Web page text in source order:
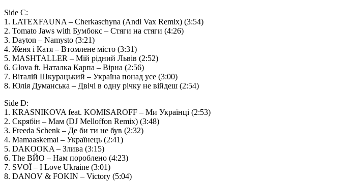
Side C:
1. LATEXFAUNA – Cherkaschyna (Andi Vax Remix) (3:54)
2. Tomato Jaws with Бумбокс – Стяги на стяги (4:26)
3. Dayton – Namysto (3:21)
4. Женя і Катя – Втомлене місто (3:31)
5. MASHTALLER – Мій рідний Львів (2:52)
6. Glova ft. Наталка Карпа – Вірна (2:56)
7. Віталій Шкурацький – Україна понад усе (3:00)
8. Юлія Думанська – Двiчi в одну рiчку не вiйдеш (2:54)
Side D:
1. KRASNIKOVA feat. KOMISAROFF – Ми Українці (2:53)
2. Скрябiн – Мам (DJ Melloffon Remix) (3:48)
3. Freeda Schenk – Де би ти не був (2:32)
4. Mamaaskemai – Українець (2:41)
5. DAKOOKA – Злива (3:15)
6. The ВЙО – Нам пороблено (4:23)
7. SVOЇ – I Love Ukraine (3:01)
8. DANOV & FOKIN – Victory (5:04)